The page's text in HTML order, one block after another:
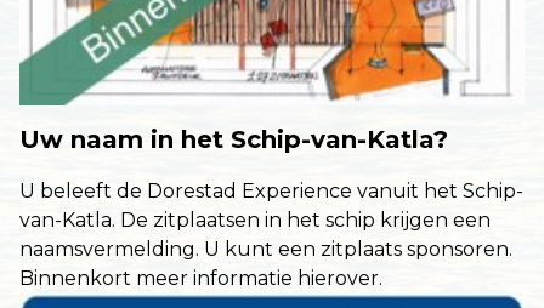
Uw naam in het Schip-van-Katla?
U beleeft de Dorestad Experience vanuit het Schip-
van-Katla. De zitplaatsen in het schip krijgen een
naamsvermelding. U kunt een zitplaats sponsoren.
Binnenkort meer informatie hierover.